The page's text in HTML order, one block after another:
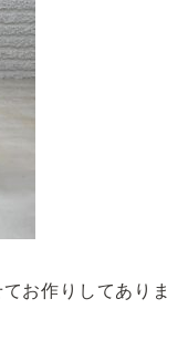
お作りしてありま